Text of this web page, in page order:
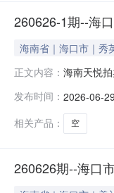
260626-1期--海
海南省｜海口市｜秀
正文内容： 海南天悦
拍卖平台
发布时间： 2026-06-
相关产品：
空
260626期--海口